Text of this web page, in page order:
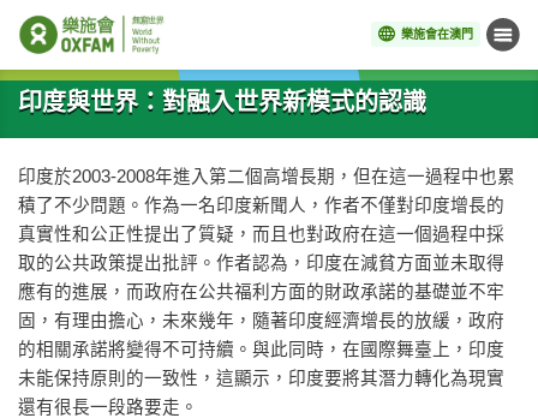
樂施會在澳門 目錄
開始主要內容
印度與世界：對融入世界新模式的認識
印度於2003-2008年進入第二個高增長期，但在這一過程中也累
積了不少問題。作為一名印度新聞人，作者不僅對印度增長的
真實性和公正性提出了質疑，而且也對政府在這一個過程中採
取的公共政策提出批評。作者認為，印度在減貧方面並未取得
應有的進展，而政府在公共福利方面的財政承諾的基礎並不牢
固，有理由擔心，未來幾年，隨著印度經濟增長的放緩，政府
的相關承諾將變得不可持續。與此同時，在國際舞臺上，印度
未能保持原則的一致性，這顯示，印度要將其潛力轉化為現實
還有很長一段路要走。